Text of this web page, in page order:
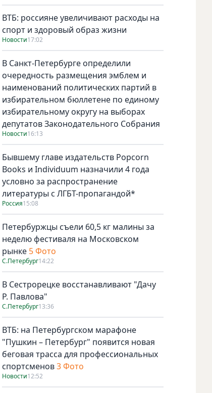
ВТБ: россияне увеличивают расходы на
спорт и здоровый образ жизни
Новости17:02
В Санкт-Петербурге определили
очередность размещения эмблем и
наименований политических партий в
избирательном бюллетене по единому
избирательному округу на выборах
депутатов Законодательного Собрания
Новости16:13
Бывшему главе издательств Popcorn
Books и Individuum назначили 4 года
условно за распространение
литературы с ЛГБТ-пропагандой*
Россия15:08
Петербуржцы съели 60,5 кг малины за
неделю фестиваля на Московском
рынке 5 Фото
С.Петербург14:22
В Сестрорецке восстанавливают "Дачу
Р. Павлова"
С.Петербург13:36
ВТБ: на Петербургском марафоне
"Пушкин – Петербург" появится новая
беговая трасса для профессиональных
спортсменов3 Фото
Новости12:52